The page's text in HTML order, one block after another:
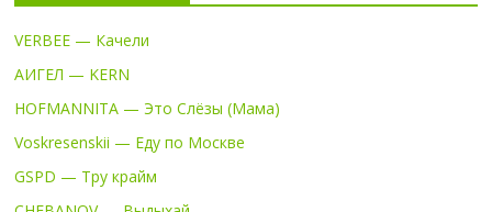
VERBEE — Качели
АИГЕЛ — KERN
HOFMANNITA — Это Слёзы (Мама)
Voskresenskii — Еду по Москве
GSPD — Тру крайм